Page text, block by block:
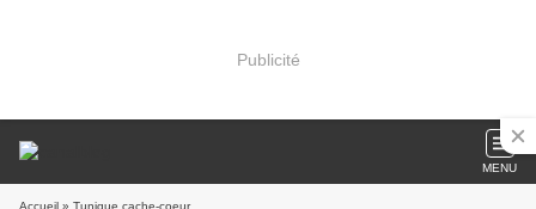
Publicité
MENU
Accueil » Tunique cache-coeur